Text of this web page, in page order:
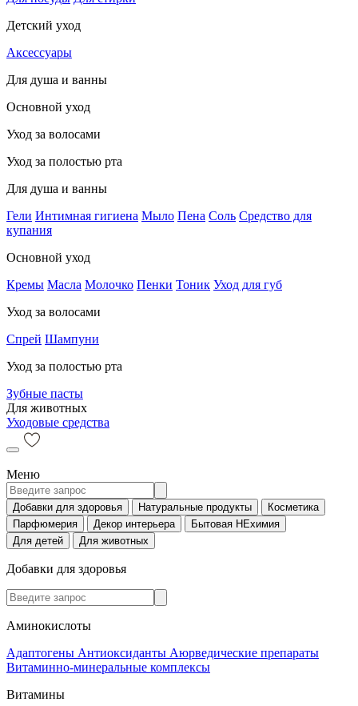
Детский уход
Аксессуары
Для душа и ванны
Основной уход
Уход за волосами
Уход за полостью рта
Для душа и ванны
Гели Интимная гигиена Мыло Пена Соль Средство для
купания
Основной уход
Кремы Масла Молочко Пенки Тоник Уход для губ
Уход за волосами
Спрей Шампуни
Уход за полостью рта
Зубные пасты
Для животных
Уходовые средства
Меню
Добавки для здоровья Натуральные продукты
Косметика
Парфюмерия
Декор интерьера
Бытовая НЕхимия
Для детей
Для животных
Добавки для здоровья
Аминокислоты
Адаптогены Антиоксиданты Аюрведические препараты
Витаминно-минеральные комплексы
Витамины